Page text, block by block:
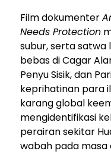
Film dokumenter
Needs Protection
subur, serta
bebas di Cagar
Penyu Sisik, dan
keprihatinan para
karang global
mengidentifikasi
perairan sekitar
wabah pada